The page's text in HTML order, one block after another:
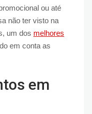
ou até
não ter visto na
um dos melhores
em conta as
em